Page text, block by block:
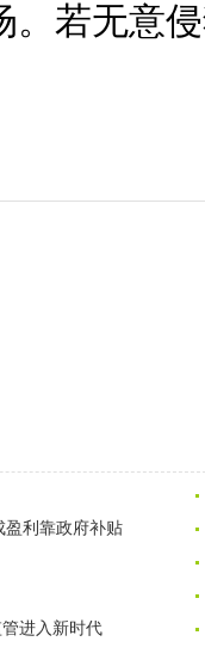
。若无意
盈利靠政府补贴
进入新时代